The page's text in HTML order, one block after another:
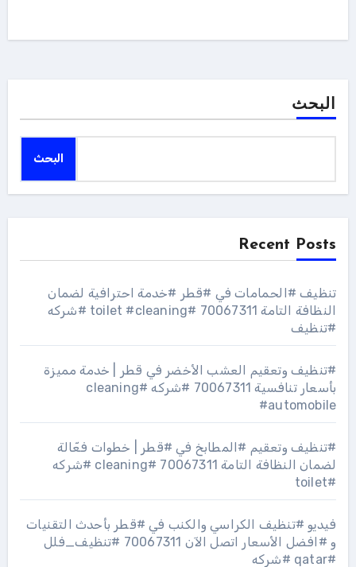
البحث
البحث
Recent Posts
تنظيف #الحمامات في #قطر #خدمة احترافية لضمان
النظافة التامة 70067311 #toilet #cleaning #شركه
#تنظيف
#تنظيف وتعقيم العشب الأخضر في قطر | خدمة مميزة
بأسعار تنافسية 70067311 #شركه #cleaning
#automobile
#تنظيف وتعقيم #المطابخ في #قطر | خطوات فعّالة
لضمان النظافة التامة 70067311 #cleaning #شركه
#toilet
فيديو #تنظيف الكراسي والكنب في #قطر بأحدث التقنيات
و #افضل الأسعار اتصل الآن 70067311 #تنظيف_فلل
#qatar #شركه